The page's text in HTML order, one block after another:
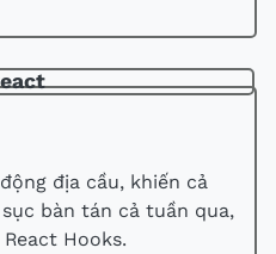
địa cầu, khiến cả
bàn tán cả tuần qua,
Hooks.